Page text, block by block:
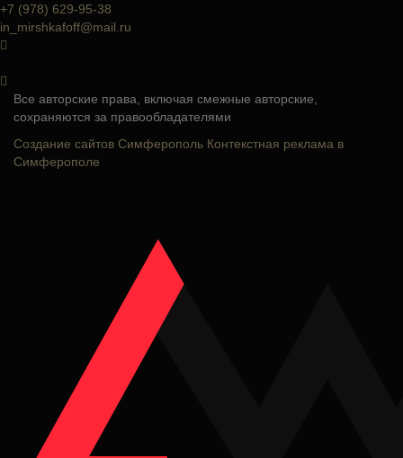
+7 (978) 629-95-38
in_mirshkafoff@mail.ru
Все авторские права, включая смежные авторские,
сохраняются за правообладателями
Создание сайтов Симферополь Контекстная реклама в
Симферополе